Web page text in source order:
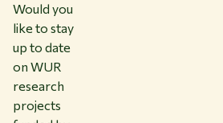
Would you
like to stay
up to date
on WUR
research
projects